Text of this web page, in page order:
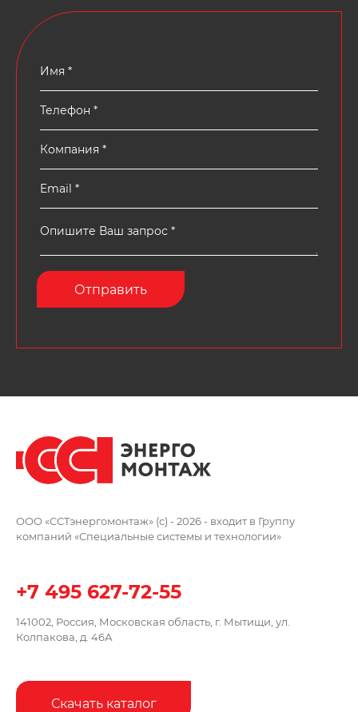
ООО «ССТэнергомонтаж» (c) - 2026 - входит в Группу
компаний «Специальные системы и технологии»
+7 495 627-72-55
141002, Россия, Московская область, г. Мытищи, ул.
Колпакова, д. 46А
Скачать каталог